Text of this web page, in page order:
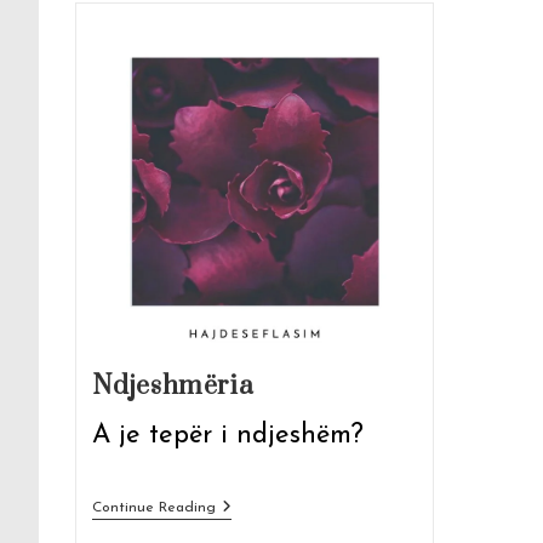
Ndjeshmëria
A je tepër i ndjeshëm?
Continue ReadingNdjeshmëria